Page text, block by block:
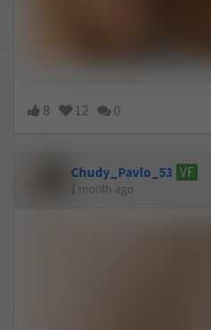
8 12 0
Chudy_Pavlo_53 VF
1 month ago